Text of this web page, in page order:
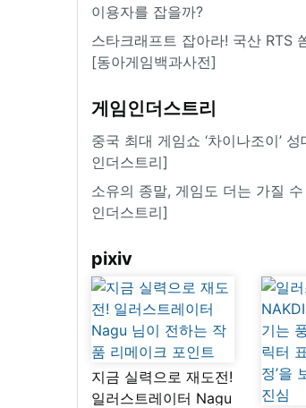
이용자를 잡을까?
스타크래프트 잡아라! 국산 RTS
[동아게임백과사전]
게임인더스트리
중국 최대 게임쇼 ‘차이나조이’
인더스트리]
소유의 종말, 게임도 더는 가질
인더스트리]
pixiv
지금 실력으로 재도전!
일러스트레이터 Nagu